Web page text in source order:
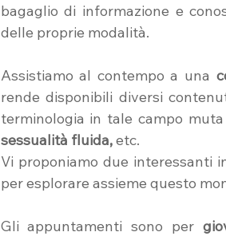
bagaglio di informazione e
delle proprie modalità.
Assistiamo al contempo a una
rende disponibili diversi
terminologia in tale campo
sessualità fluida, etc.
Vi proponiamo due interessanti
per esplorare assieme questo
Gli appuntamenti sono per